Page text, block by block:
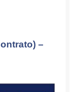
–